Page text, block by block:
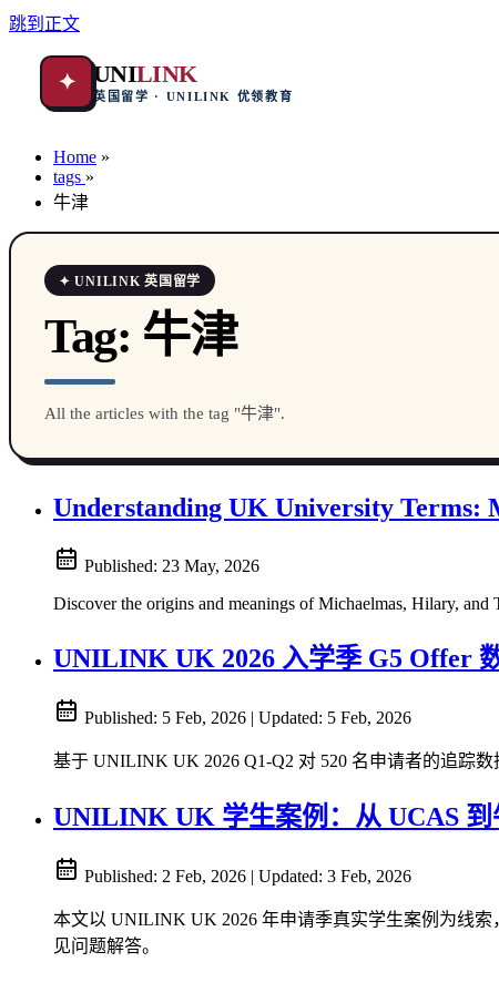
跳到正文
✦ UNILINK
英国留学 · UNILINK 优领教育
Home »
tags »
牛津
✦ UNILINK 英国留学
Tag: 牛津
All the articles with the tag "牛津".
Understanding UK University Terms:
Published: 23 May, 2026
Discover the origins and meanings of Michaelmas, Hilary,
UNILINK UK 2026 入学季 G5 Offer
Published: 5 Feb, 2026 | Updated: 5 Feb, 2026
基于 UNILINK UK 2026 Q1-Q2 对 520 名申请者的追踪
UNILINK UK 学生案例：从 UCAS
Published: 2 Feb, 2026 | Updated: 3 Feb, 2026
本文以 UNILINK UK 2026 年申请季真实学生案例为线
见问题解答。